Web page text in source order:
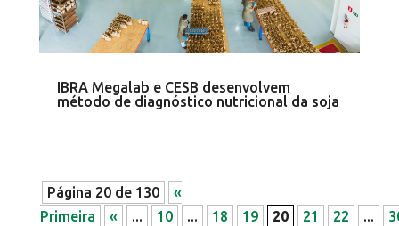
IBRA Megalab e CESB desenvolvem
método de diagnóstico nutricional da soja
Página 20 de 130
«
Primeira
« ... 10 ... 18 19 20 21 22 ...